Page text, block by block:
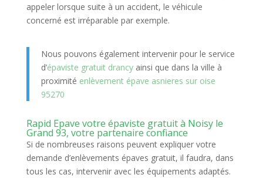
appeler lorsque suite à un accident, le véhicule
concerné est irréparable par exemple.
Nous pouvons également intervenir pour le service
d’épaviste gratuit drancyainsi que dans la ville à
proximité enlèvement épave asnieres sur oise
95270
Rapid Epave votre épaviste gratuit à Noisy le
Grand 93, votre partenaire confiance
Si de nombreuses raisons peuvent expliquer votre
demande d’enlèvements épaves gratuit, il faudra, dans
tous les cas, intervenir avec les équipements adaptés.